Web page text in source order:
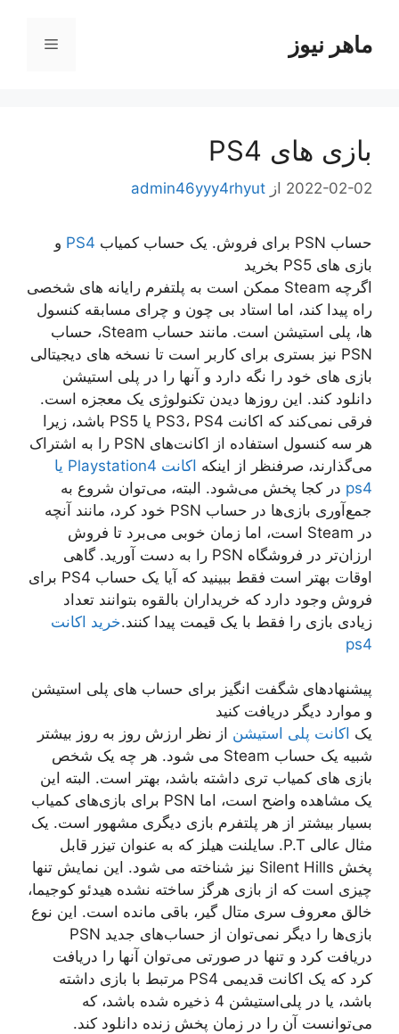
محتواماهر نیوز فهرست
بازی های PS4
2022-02-02 از admin46yyy4rhyut
حساب PSN برای فروش. یک حساب کمیاب PS4 و
بازی های PS5 بخرید
اگرچه Steam ممکن است به پلتفرم رایانه های شخصی
راه پیدا کند، اما استاد بی چون و چرای مسابقه کنسول
ها، پلی استیشن است. مانند حساب Steam، حساب
PSN نیز بستری برای کاربر است تا نسخه های دیجیتالی
بازی های خود را نگه دارد و آنها را در پلی استیشن
دانلود کند. این روزها دیدن تکنولوژی یک معجزه است.
فرقی نمی‌کند که اکانت PS3، PS4 یا PS5 باشد، زیرا
هر سه کنسول استفاده از اکانت‌های PSN را به اشتراک
می‌گذارند، صرفنظر از اینکه
اکانت Playstation4 یا
ps4 در کجا پخش می‌شود. البته، می‌توان شروع به
جمع‌آوری بازی‌ها در حساب PSN خود کرد، مانند آنچه
در Steam است، اما زمان خوبی می‌برد تا فروش
ارزان‌تر در فروشگاه PSN را به دست آورید. گاهی
اوقات بهتر است فقط ببینید که آیا یک حساب PS4 برای
فروش وجود دارد که خریداران بالقوه بتوانند تعداد
زیادی بازی را فقط با یک قیمت پیدا کنند.خرید اکانت
ps4
پیشنهادهای شگفت انگیز برای حساب های پلی استیشن
و موارد دیگر دریافت کنید
یک اکانت پلی استیشن از نظر ارزش روز به روز بیشتر
شبیه یک حساب Steam می شود. هر چه یک شخص
بازی های کمیاب تری داشته باشد، بهتر است. البته این
یک مشاهده واضح است، اما PSN برای بازی‌های کمیاب
بسیار بیشتر از هر پلتفرم بازی دیگری مشهور است. یک
مثال عالی P.T. سایلنت هیلز که به عنوان تیزر قابل
پخش Silent Hills نیز شناخته می شود. این نمایش تنها
چیزی است که از بازی هرگز ساخته نشده هیدئو کوجیما،
خالق معروف سری متال گیر، باقی مانده است. این نوع
بازی‌ها را دیگر نمی‌توان از حساب‌های جدید PSN
دریافت کرد و تنها در صورتی می‌توان آنها را دریافت
کرد که یک اکانت قدیمی PS4 مرتبط با بازی داشته
باشد، یا در پلی‌استیشن 4 ذخیره شده باشد، که
می‌توانست آن را در زمان پخش زنده دانلود کند.